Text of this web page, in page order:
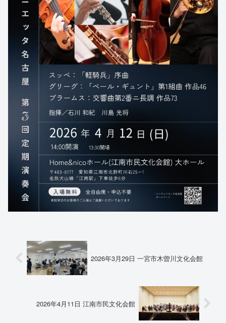
2026年3月29日 一宮市木曽川文化会館
2026年4月11日 江南市民文化会館